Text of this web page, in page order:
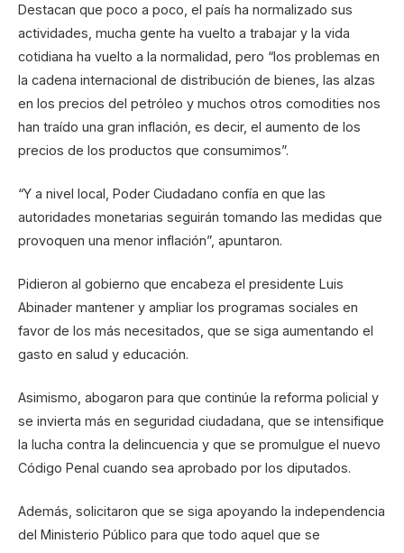
Destacan que poco a poco, el país ha normalizado sus
actividades, mucha gente ha vuelto a trabajar y la vida
cotidiana ha vuelto a la normalidad, pero “los problemas en
la cadena internacional de distribución de bienes, las alzas
en los precios del petróleo y muchos otros comodities nos
han traído una gran inflación, es decir, el aumento de los
precios de los productos que consumimos”.
“Y a nivel local, Poder Ciudadano confía en que las
autoridades monetarias seguirán tomando las medidas que
provoquen una menor inflación”, apuntaron.
Pidieron al gobierno que encabeza el presidente Luis
Abinader mantener y ampliar los programas sociales en
favor de los más necesitados, que se siga aumentando el
gasto en salud y educación.
Asimismo, abogaron para que continúe la reforma policial y
se invierta más en seguridad ciudadana, que se intensifique
la lucha contra la delincuencia y que se promulgue el nuevo
Código Penal cuando sea aprobado por los diputados.
Además, solicitaron que se siga apoyando la independencia
del Ministerio Público para que todo aquel que se